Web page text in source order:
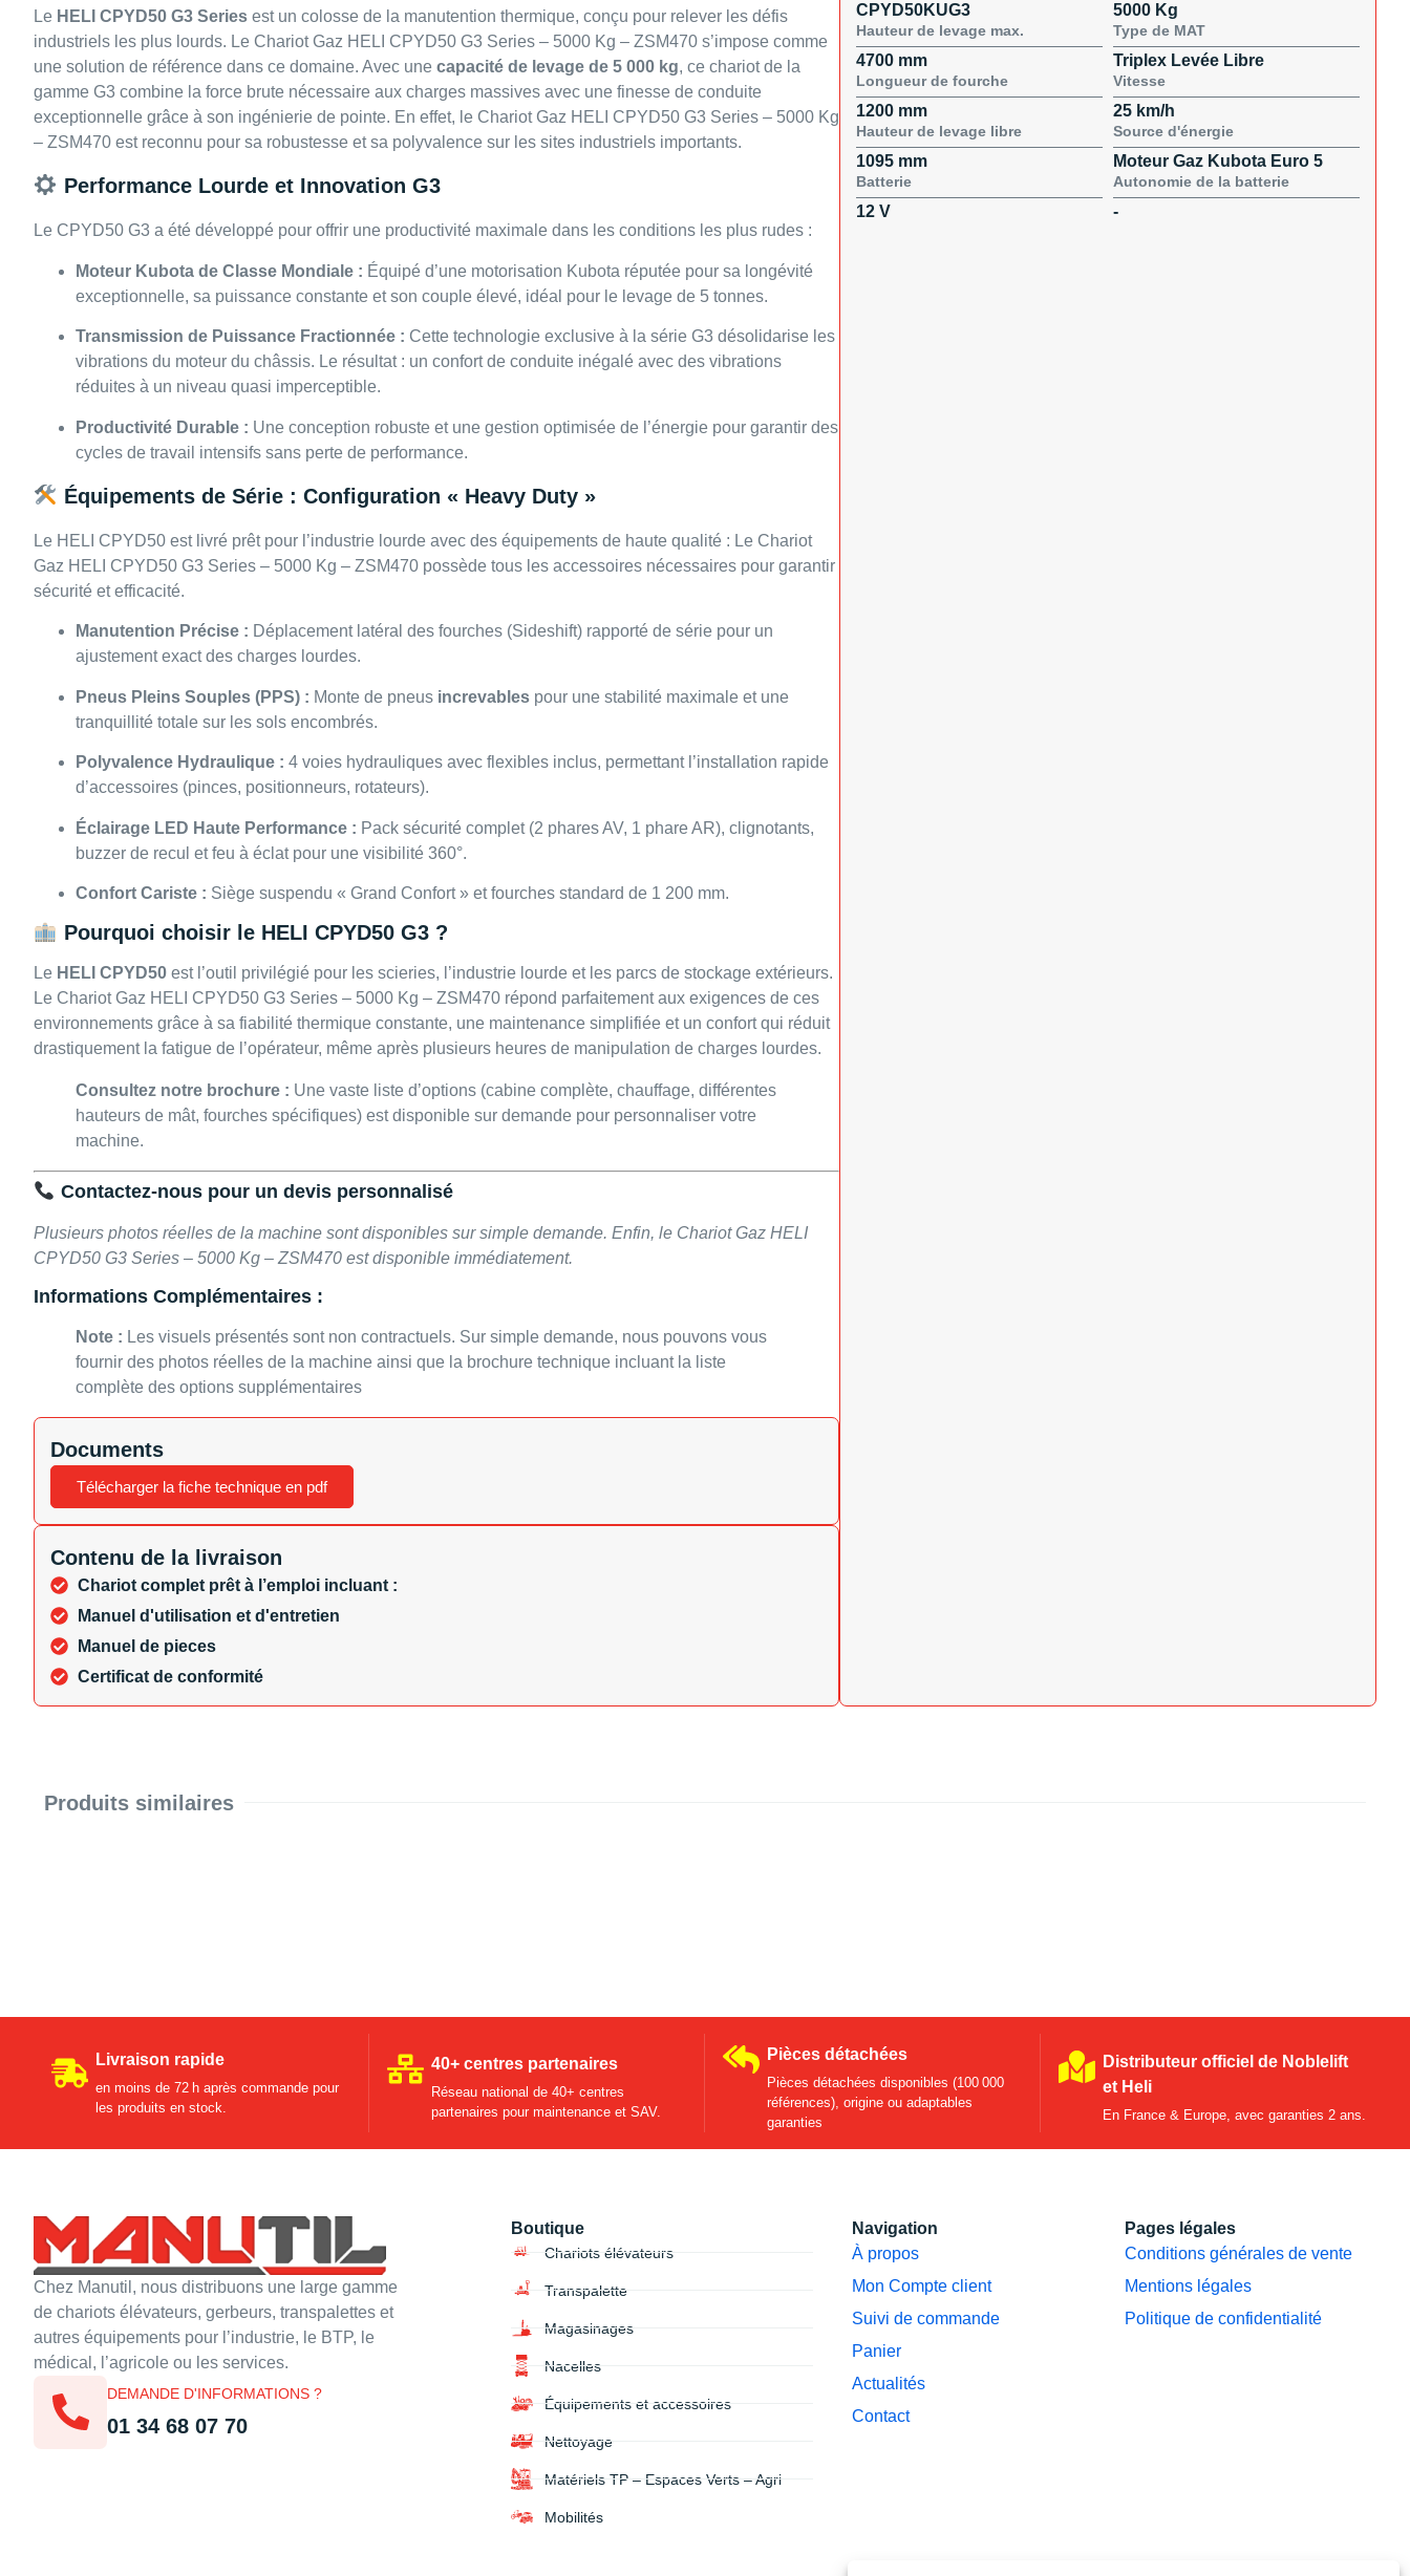
Le HELI CPYD50 G3 Series est un colosse de la manutention thermique, conçu pour relever les défis
industriels les plus lourds. Le Chariot Gaz HELI CPYD50 G3 Series – 5000 Kg – ZSM470 s’impose comme
une solution de référence dans ce domaine. Avec une capacité de levage de 5 000 kg, ce chariot de la
gamme G3 combine la force brute nécessaire aux charges massives avec une finesse de conduite
exceptionnelle grâce à son ingénierie de pointe. En effet, le Chariot Gaz HELI CPYD50 G3 Series – 5000 Kg
– ZSM470 est reconnu pour sa robustesse et sa polyvalence sur les sites industriels importants.
Performance Lourde et Innovation G3
Le CPYD50 G3 a été développé pour offrir une productivité maximale dans les conditions les plus rudes :
Moteur Kubota de Classe Mondiale : Équipé d’une motorisation Kubota réputée pour sa longévité
exceptionnelle, sa puissance constante et son couple élevé, idéal pour le levage de 5 tonnes.
Transmission de Puissance Fractionnée : Cette technologie exclusive à la série G3 désolidarise les
vibrations du moteur du châssis. Le résultat : un confort de conduite inégalé avec des vibrations
réduites à un niveau quasi imperceptible.
Productivité Durable : Une conception robuste et une gestion optimisée de l’énergie pour garantir des
cycles de travail intensifs sans perte de performance.
Équipements de Série : Configuration « Heavy Duty »
Le HELI CPYD50 est livré prêt pour l’industrie lourde avec des équipements de haute qualité : Le Chariot
Gaz HELI CPYD50 G3 Series – 5000 Kg – ZSM470 possède tous les accessoires nécessaires pour garantir
sécurité et efficacité.
Manutention Précise : Déplacement latéral des fourches (Sideshift) rapporté de série pour un
ajustement exact des charges lourdes.
Pneus Pleins Souples (PPS) : Monte de pneus increvables pour une stabilité maximale et une
tranquillité totale sur les sols encombrés.
Polyvalence Hydraulique : 4 voies hydrauliques avec flexibles inclus, permettant l’installation rapide
d’accessoires (pinces, positionneurs, rotateurs).
Éclairage LED Haute Performance : Pack sécurité complet (2 phares AV, 1 phare AR), clignotants,
buzzer de recul et feu à éclat pour une visibilité 360°.
Confort Cariste : Siège suspendu « Grand Confort » et fourches standard de 1 200 mm.
Pourquoi choisir le HELI CPYD50 G3 ?
Le HELI CPYD50 est l’outil privilégié pour les scieries, l’industrie lourde et les parcs de stockage extérieurs.
Le Chariot Gaz HELI CPYD50 G3 Series – 5000 Kg – ZSM470 répond parfaitement aux exigences de ces
environnements grâce à sa fiabilité thermique constante, une maintenance simplifiée et un confort qui réduit
drastiquement la fatigue de l’opérateur, même après plusieurs heures de manipulation de charges lourdes.
Consultez notre brochure : Une vaste liste d’options (cabine complète, chauffage, différentes
hauteurs de mât, fourches spécifiques) est disponible sur demande pour personnaliser votre
machine.
Contactez-nous pour un devis personnalisé
Plusieurs photos réelles de la machine sont disponibles sur simple demande. Enfin, le Chariot Gaz HELI
CPYD50 G3 Series – 5000 Kg – ZSM470 est disponible immédiatement.
Informations Complémentaires :
Note : Les visuels présentés sont non contractuels. Sur simple demande, nous pouvons vous
fournir des photos réelles de la machine ainsi que la brochure technique incluant la liste
complète des options supplémentaires
Documents
Télécharger la fiche technique en pdf
Contenu de la livraison
Chariot complet prêt à l’emploi incluant :
Manuel d'utilisation et d'entretien
Manuel de pieces
Certificat de conformité
CPYD50KUG3 5000 Kg
Hauteur de levage max.
4700 mm
Type de MAT
Triplex Levée Libre
Longueur de fourche
1200 mm
Vitesse
25 km/h
Hauteur de levage libre
1095 mm
Source d'énergie
Moteur Gaz Kubota Euro 5
Batterie
12 V
Autonomie de la batterie
-
Produits similaires
Livraison rapide
en moins de 72 h après commande pour
les produits en stock.
40+ centres partenaires
Réseau national de 40+ centres
partenaires pour maintenance et SAV.
Pièces détachées
Pièces détachées disponibles (100 000
références), origine ou adaptables
garanties
Distributeur officiel de Noblelift
et Heli
En France & Europe, avec garanties 2 ans.
Chez Manutil, nous distribuons une large gamme
de chariots élévateurs, gerbeurs, transpalettes et
autres équipements pour l’industrie, le BTP, le
médical, l’agricole ou les services.
DEMANDE D'INFORMATIONS ?
01 34 68 07 70
Boutique
Chariots élévateurs
Transpalette
Magasinages
Nacelles
Équipements et accessoires
Nettoyage
Matériels TP – Espaces Verts – Agri
Mobilités
Navigation
À propos
Mon Compte client
Suivi de commande
Panier
Actualités
Contact
Pages légales
Conditions générales de vente
Mentions légales
Politique de confidentialité